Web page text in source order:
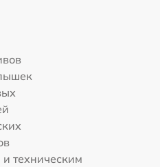
техническим